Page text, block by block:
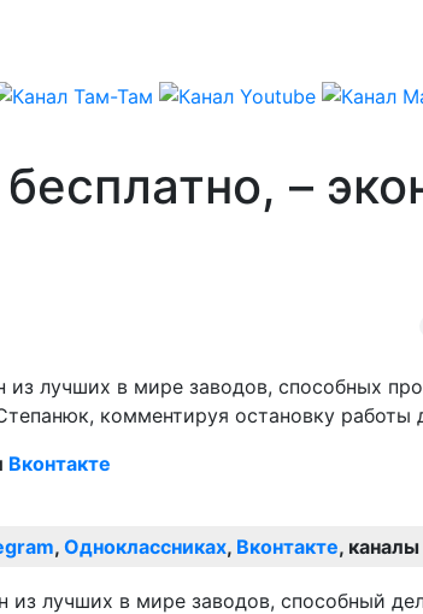
–
лучших в мире заводов, способных
комментируя остановку
Вконтакте
, Одноклассниках, Вконтакте, каналы
лучших в мире заводов, способный